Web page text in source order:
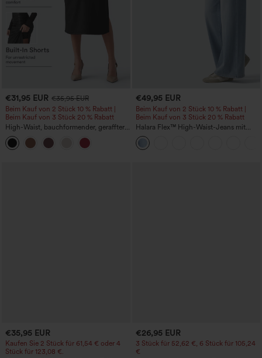
€31,95 EUR €35,95 EUR
Beim Kauf von 2 Stück 10 % Rabatt |
Beim Kauf von 3 Stück 20 % Rabatt
High-Waist, bauchformender, geraffter
Midirock mit geschwungenem Saum, 2-
in-1 Fleece/PU, lässig
€49,95 EUR
Beim Kauf von 2 Stück 10 % Rabatt |
Beim Kauf von 3 Stück 20 % Rabatt
Halara Flex™ High-Waist-Jeans mit
Bauchkontrolle, weitem Bein und
Taschen
€35,95 EUR
Kaufen Sie 2 Stück für 61,54 € oder 4
Stück für 123,08 €.
€26,95 EUR
3 Stück für 52,62 €, 6 Stück für 105,24
€